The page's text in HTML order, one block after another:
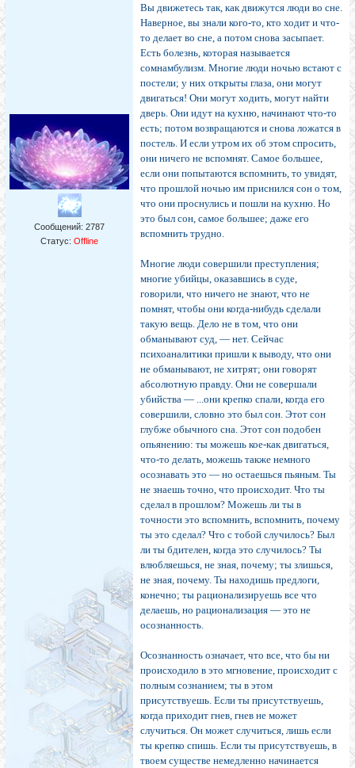
Сообщений: 2787
Статус: Offline
Вы движетесь так, как движутся люди во сне.
Наверное, вы знали кого-то, кто ходит и что-
то дела­ет во сне, а потом снова засыпает.
Есть болезнь, которая называется
сомнамбулизм. Многие люди ночью встают с
постели; у них открыты глаза, они могут
двигаться! Они могут ходить, могут найти
дверь. Они идут на кухню, на­чинают что-то
есть; потом возвращаются и снова ложат­ся в
постель. И если утром их об этом спросить,
они ничего не вспомнят. Самое большее,
если они попытают­ся вспомнить, то увидят,
что прошлой ночью им приснил­ся сон о том,
что они проснулись и пошли на кухню. Но
это был сон, самое большее; даже его
вспомнить трудно.
Многие люди совершили преступления;
многие убий­цы, оказавшись в суде,
говорили, что ничего не знают, что не
помнят, чтобы они когда-нибудь сделали
такую вещь. Дело не в том, что они
обманывают суд, — нет. Сейчас
психоаналитики пришли к выводу, что они
не обманывают, не хитрят; они говорят
абсолютную прав­ду. Они не совершали
убийства — ...они крепко спали, когда его
совершили, словно это был сон. Этот сон
глуб­же обычного сна. Этот сон подобен
опьянению: ты мо­жешь кое-как двигаться,
что-то делать, можешь также немного
осознавать это — но остаешься пьяным. Ты
не знаешь точно, что происходит. Что ты
сделал в про­шлом? Можешь ли ты в
точности это вспомнить, вспом­нить, почему
ты это сделал? Что с тобой случилось? Был
ли ты бдителен, когда это случилось? Ты
влюбляешься, не зная, почему; ты злишься,
не зная, почему. Ты нахо­дишь предлоги,
конечно; ты рационализируешь все что
делаешь, но рационализация — это не
осознанность.
Осознанность означает, что все, что бы ни
происхо­дило в это мгновение, происходит с
полным сознани­ем; ты в этом
присутствуешь. Если ты присутствуешь,
когда приходит гнев, гнев не может
случиться. Он мо­жет случиться, лишь если
ты крепко спишь. Если ты при­сутствуешь, в
твоем сущест­ве немедленно начинается